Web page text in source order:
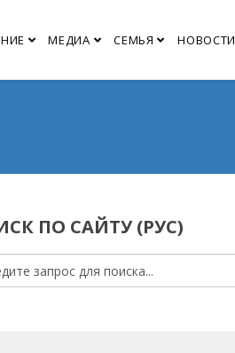
МЕДИА СЕМЬЯ НОВОСТИ
ПО САЙТУ (РУС)